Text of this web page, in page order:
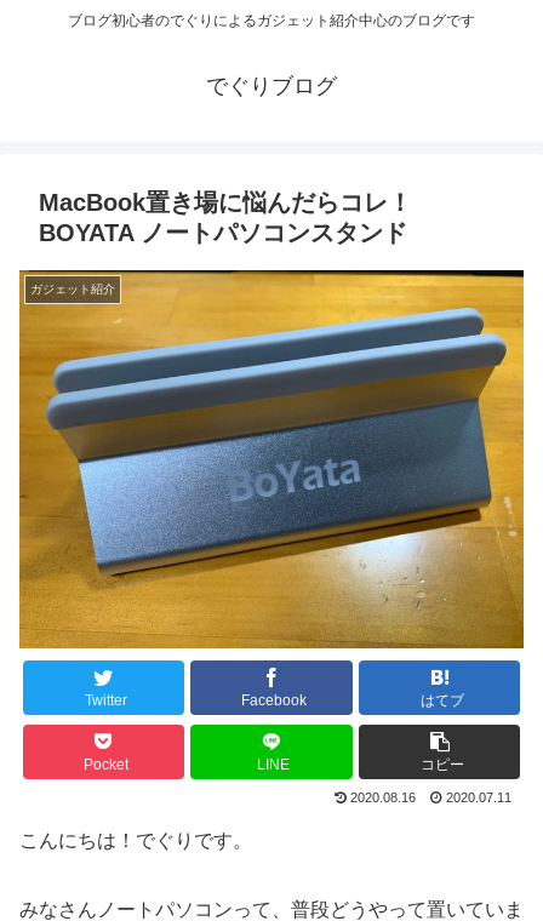
ブログ初心者のでぐりによるガジェット紹介中心のブログです
でぐりブログ
MacBook置き場に悩んだらコレ！
BOYATA ノートパソコンスタンド
ガジェット紹介
Twitter Facebook はてブ
Pocket LINE コピー
2020.08.16 2020.07.11
こんにちは！でぐりです。
みなさんノートパソコンって、普段どうやって置いていま